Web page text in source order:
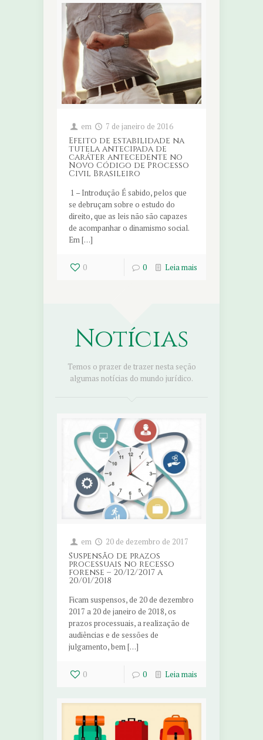
em 7 de janeiro de 2016
Efeito de estabilidade na
tutela antecipada de
caráter antecedente no
Novo Código de Processo
Civil Brasileiro
1 – Introdução É sabido, pelos que
se debruçam sobre o estudo do
direito, que as leis não são capazes
de acompanhar o dinamismo social.
Em […]
0 0 Leia mais
Notícias
Temos o prazer de trazer nesta seção
algumas notícias do mundo jurídico.
em 20 de dezembro de 2017
Suspensão de prazos
processuais no recesso
forense – 20/12/2017 a
20/01/2018
Ficam suspensos, de 20 de dezembro
2017 a 20 de janeiro de 2018, os
prazos processuais, a realização de
audiências e de sessões de
julgamento, bem […]
0 0 Leia mais